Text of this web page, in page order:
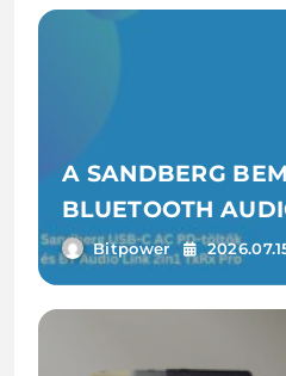
A SANDBERG
BLUETOOTH
ÉSBitpower